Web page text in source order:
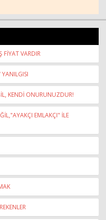
FİYAT VARDIR
YANILGISI
KENDİ ONURUNUZDUR!
EMLAKÇI" İLE